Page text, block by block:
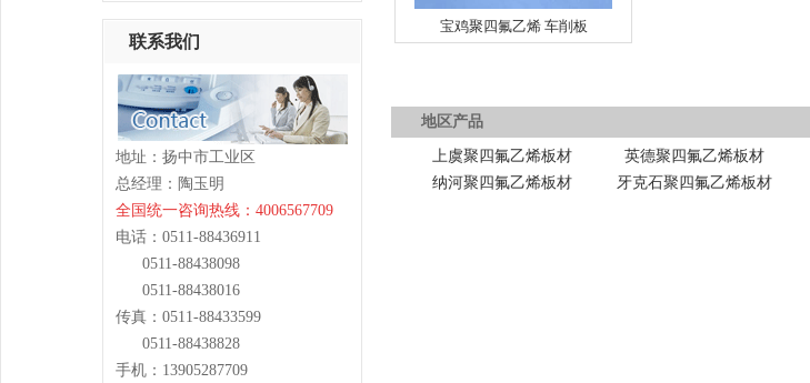
联系我们
地址：扬中市工业区
总经理：陶玉明
全国统一咨询热线：4006567709
电话：0511-88436911
0511-88438098
0511-88438016
传真：0511-88433599
0511-88438828
手机：13905287709
宝鸡聚四氟乙烯 车削板
地区产品
上虞聚四氟乙烯板材 英德聚四氟乙烯板材
纳河聚四氟乙烯板材
牙克石聚四氟乙烯板材